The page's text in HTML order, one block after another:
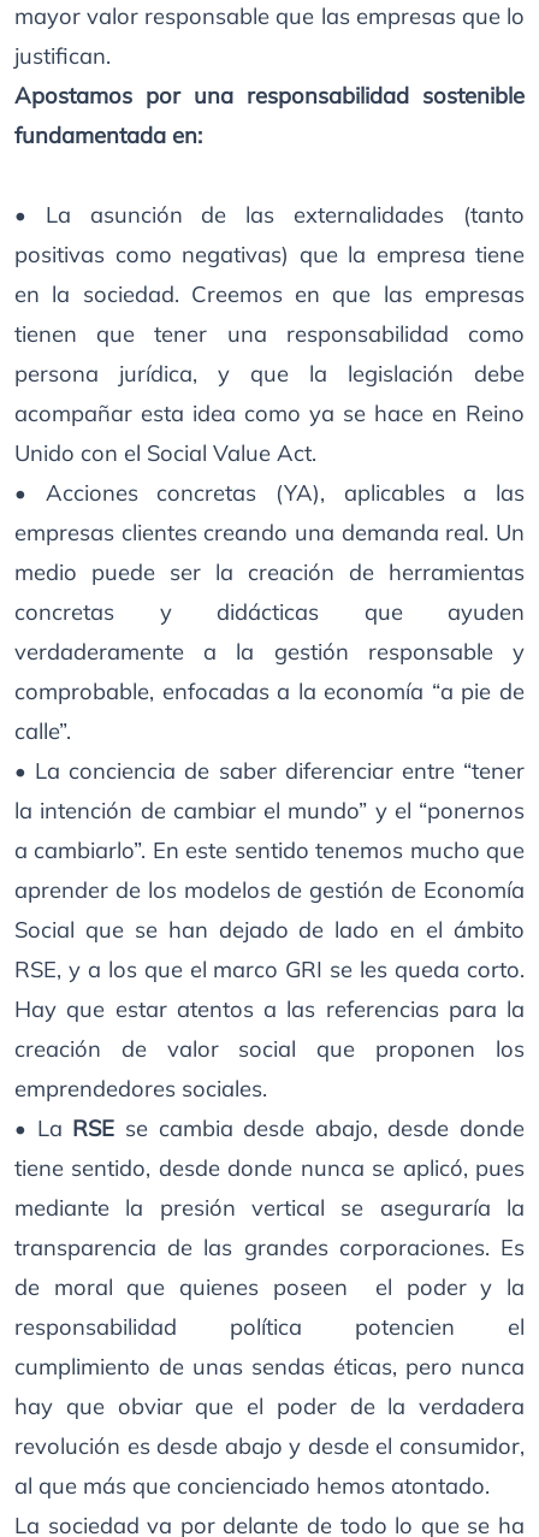
mayor valor responsable que las empresas que lo
justifican.
Apostamos por una responsabilidad sostenible
fundamentada en:
• La asunción de las externalidades (tanto
positivas como negativas) que la empresa tiene
en la sociedad. Creemos en que las empresas
tienen que tener una responsabilidad como
persona jurídica, y que la legislación debe
acompañar esta idea como ya se hace en Reino
Unido con el Social Value Act.
• Acciones concretas (YA), aplicables a las
empresas clientes creando una demanda real. Un
medio puede ser la creación de herramientas
concretas y didácticas que ayuden
verdaderamente a la gestión responsable y
comprobable, enfocadas a la economía “a pie de
calle”.
• La conciencia de saber diferenciar entre “tener
la intención de cambiar el mundo” y el “ponernos
a cambiarlo”. En este sentido tenemos mucho que
aprender de los modelos de gestión de Economía
Social que se han dejado de lado en el ámbito
RSE, y a los que el marco GRI se les queda corto.
Hay que estar atentos a las referencias para la
creación de valor social que proponen los
emprendedores sociales.
• La RSE se cambia desde abajo, desde donde
tiene sentido, desde donde nunca se aplicó, pues
mediante la presión vertical se aseguraría la
transparencia de las grandes corporaciones. Es
de moral que quienes poseen el poder y la
responsabilidad política potencien el
cumplimiento de unas sendas éticas, pero nunca
hay que obviar que el poder de la verdadera
revolución es desde abajo y desde el consumidor,
al que más que concienciado hemos atontado.
La sociedad va por delante de todo lo que se ha